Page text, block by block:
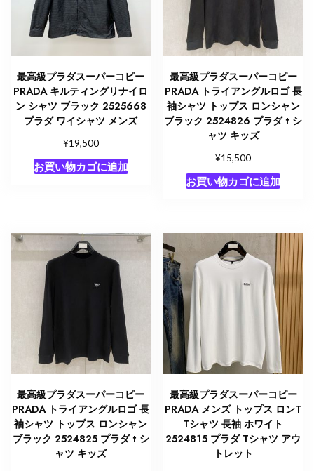
最高級プラダスーパーコピー
PRADA キルティングリナイロ
ン シャツ ブラック 2525668
プラダ ワイシャツ メンズ
¥19,500
お買い物カゴに追加
最高級プラダスーパーコピー
PRADA トライアングルロゴ 長
袖シャツ トップス ロンシャン
ブラック 2524826 プラダ t シ
ャツ キッズ
¥15,500
お買い物カゴに追加
最高級プラダスーパーコピー
PRADA トライアングルロゴ 長
袖シャツ トップス ロンシャン
ブラック 2524825 プラダ t シ
ャツ キッズ
最高級プラダスーパーコピー
PRADA メンズ トップス ロンT
Tシャツ 長袖 ホワイト
2524815 プラダ Tシャツ アウ
トレット